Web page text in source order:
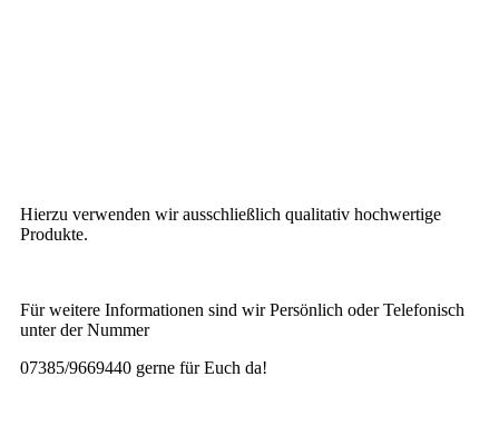
Hierzu verwenden wir ausschließlich qualitativ hochwertige
Produkte.
Für weitere Informationen sind wir Persönlich oder Telefonisch
unter der Nummer
07385/9669440 gerne für Euch da!